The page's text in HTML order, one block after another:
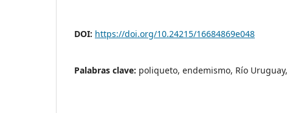
DOI: https://doi.org/10.24215/16684869e048
Palabras clave: poliqueto, endemismo, Río